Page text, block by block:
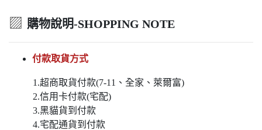
▨ 購物說明-SHOPPING NOTE
付款取貨方式
1.超商取貨付款(7-11、全家、萊爾富)
2.信用卡付款(宅配)
3.黑貓貨到付款
4.宅配通貨到付款